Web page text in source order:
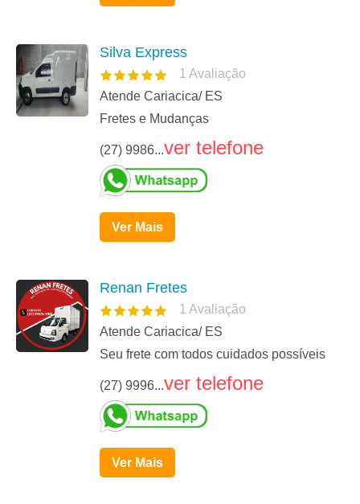
Silva Express
1 Avaliação
Atende Cariacica/ ES
Fretes e Mudanças
(27) 9986...ver telefone
Ver Mais
Renan Fretes
1 Avaliação
Atende Cariacica/ ES
Seu frete com todos cuidados possíveis
(27) 9996...ver telefone
Ver Mais